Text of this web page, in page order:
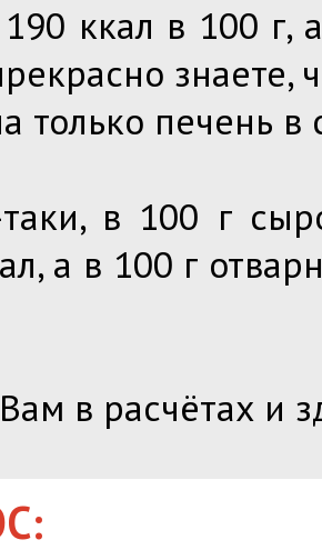
ккал в 100 г,
знаете,
только печень в
в 100 г
а в 100 г
в расчётах и